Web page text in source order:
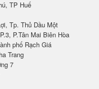
TP Huế
Tp. Thủ Dầu Một
P.Tân Mai Biên Hòa
phố Rạch Giá
Trang
7